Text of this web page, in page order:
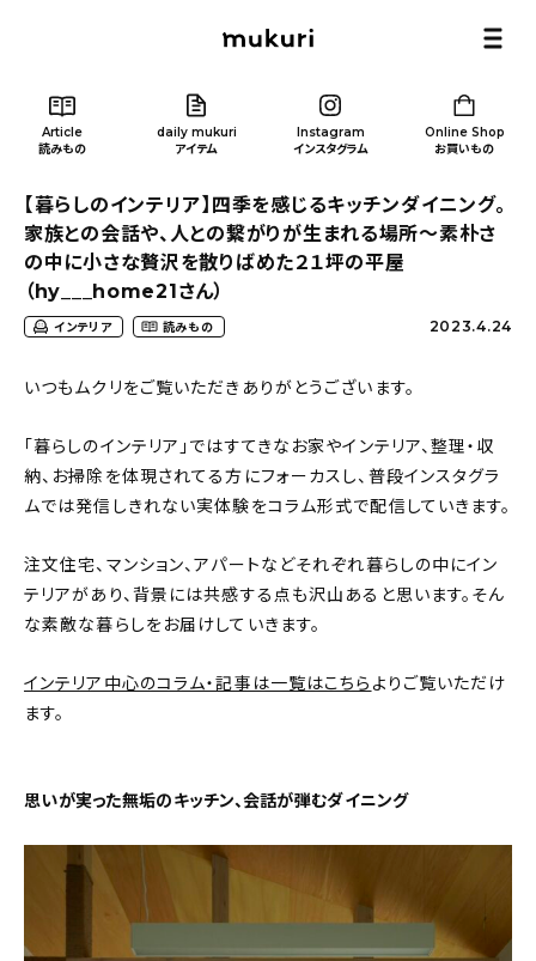
Article
読みもの
daily mukuri
アイテム
Instagram
インスタグラム
Online Shop
お買いもの
Article/ 読みもの
カテゴリー一覧
新着記事
人気の記事
コラム
インテリア
収納/掃除
暮らし
【暮らしのインテリア】四季を感じるキッチンダイニング。
家族との会話や、人との繋がりが生まれる場所〜素朴さ
の中に小さな贅沢を散りばめた２１坪の平屋
（hy___home21さん）
インテリア 読みもの 2023.4.24
いつもムクリをご覧いただきありがとうございます。
「暮らしのインテリア」ではすてきなお家やインテリア、整理・収
納、お掃除を体現されてる方にフォーカスし、普段インスタグラ
ムでは発信しきれない実体験をコラム形式で配信していきます。
注文住宅、マンション、アパートなどそれぞれ暮らしの中にイン
テリアがあり、背景には共感する点も沢山あると思います。そん
な素敵な暮らしをお届けしていきます。
インテリア中心のコラム・記事は一覧はこちら よりご覧いただけ
ます。
思いが実った無垢のキッチン、会話が弾むダイニング